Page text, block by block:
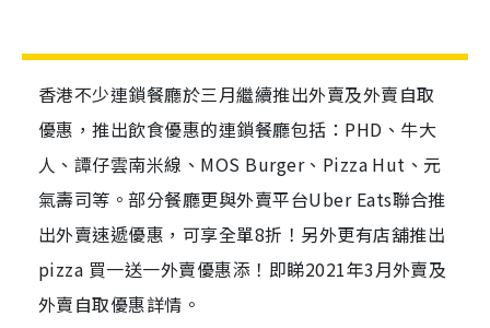
香港不少連鎖餐廳於三月繼續推出外賣及外賣自取
優惠，推出飲食優惠的連鎖餐廳包括：PHD、牛大
人、譚仔雲南米線、MOS Burger、Pizza Hut、元
氣壽司等。部分餐廳更與外賣平台Uber Eats聯合推
出外賣速遞優惠，可享全單8折！另外更有店舖推出
pizza 買一送一外賣優惠添！即睇2021年3月外賣及
外賣自取優惠詳情。